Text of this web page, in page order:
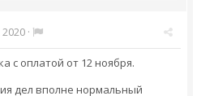
·
с оплатой от 12 ноября.
дел вполне нормальный